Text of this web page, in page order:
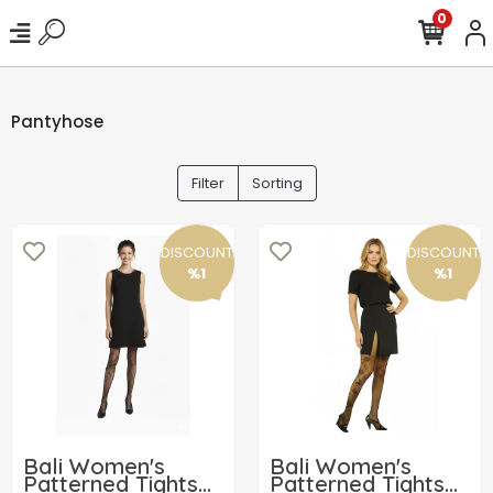
0
Pantyhose
Filter Sorting
DISCOUNT
%1
Bali Women's
Patterned Tights
DISCOUNT
%1
Bali Women's
Patterned Tights